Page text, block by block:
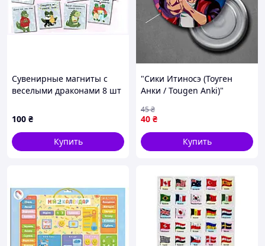
Сувенирные магниты с
веселыми драконами 8 шт
100 ₴
Купить
"Сики Итиносэ (Тоуген
Анки / Tougen Anki)"
40 ₴
45₴
Купить